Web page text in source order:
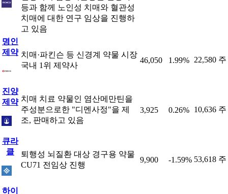
등과 함께 노인성 치매와 혈관성
치매에 대한 연구 임상을 진행하
고 있음
명인
제약 치매·파킨슨 등 신경계 약물 시장
국내 1위 제약사
46,050 1.99% 22,580 주
진양
제약 치매 치료 약물인 염산메만틴을
주성분으로한 "디멘사정"을 제
조, 판매하고 있음
3,925 0.26% 10,636 주
큐라
클
퇴행성 뇌질환 대상 경구용 약물
CU71 전임상 진행
9,900 -1.59% 53,618 주
하이